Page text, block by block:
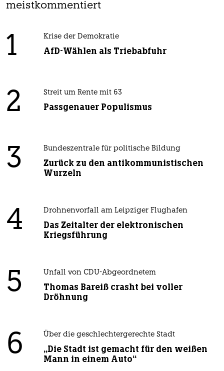
meistkommentiert
1 Krise der Demokratie
AfD-Wählen als Triebabfuhr
2 Streit um Rente mit 63
Passgenauer Populismus
3 Bundeszentrale für politische Bildung
Zurück zu den antikommunistischen
Wurzeln
4 Drohnenvorfall am Leipziger Flughafen
Das Zeitalter der elektronischen
Kriegsführung
5 Unfall von CDU-Abgeordnetem
Thomas Bareiß crasht bei voller
Dröhnung
6 Über die geschlechtergerechte Stadt
„Die Stadt ist gemacht für den weißen
Mann in einem Auto“